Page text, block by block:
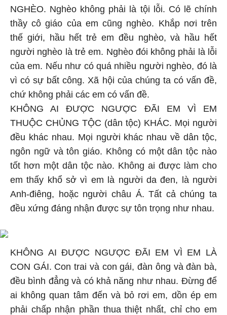
NGHÈO. Nghèo không phải là tội lỗi. Có lẽ chính
thầy cô giáo của em cũng nghèo. Khắp nơi trên
thế giới, hầu hết trẻ em đều nghèo, và hầu hết
người nghèo là trẻ em. Nghèo đói không phải là lỗi
của em. Nếu như có quá nhiều người nghèo, đó là
vì có sự bất công. Xã hội của chúng ta có vấn đề,
chứ không phải các em có vấn đề.
KHÔNG AI ĐƯỢC NGƯỢC ĐÃI EM VÌ EM
THUỘC CHỦNG TỘC (dân tộc) KHÁC. Mọi người
đều khác nhau. Mọi người khác nhau về dân tộc,
ngôn ngữ và tôn giáo. Không có một dân tộc nào
tốt hơn một dân tộc nào. Không ai được làm cho
em thấy khổ sở vì em là người da đen, là người
Anh-điêng, hoặc người châu Á. Tất cả chúng ta
đều xứng đáng nhận được sự tôn trọng như nhau.
KHÔNG AI ĐƯỢC NGƯỢC ĐÃI EM VÌ EM LÀ
CON GÁI. Con trai và con gái, đàn ông và đàn bà,
đều bình đẳng và có khả năng như nhau. Đừng để
ai không quan tâm đến và bỏ rơi em, dồn ép em
phải chấp nhận phần thua thiệt nhất, chỉ cho em